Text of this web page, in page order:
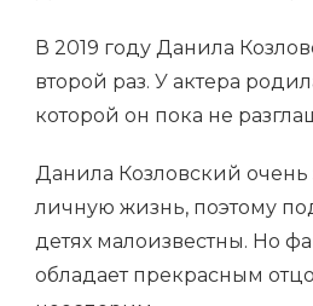
В 2019 году Данила
второй раз. У актера
которой он пока не
Данила Козловский
личную жизнь, поэтому
детях малоизвестны. Но
обладает прекрасным